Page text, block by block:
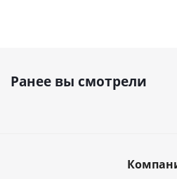
Ранее вы смотрели